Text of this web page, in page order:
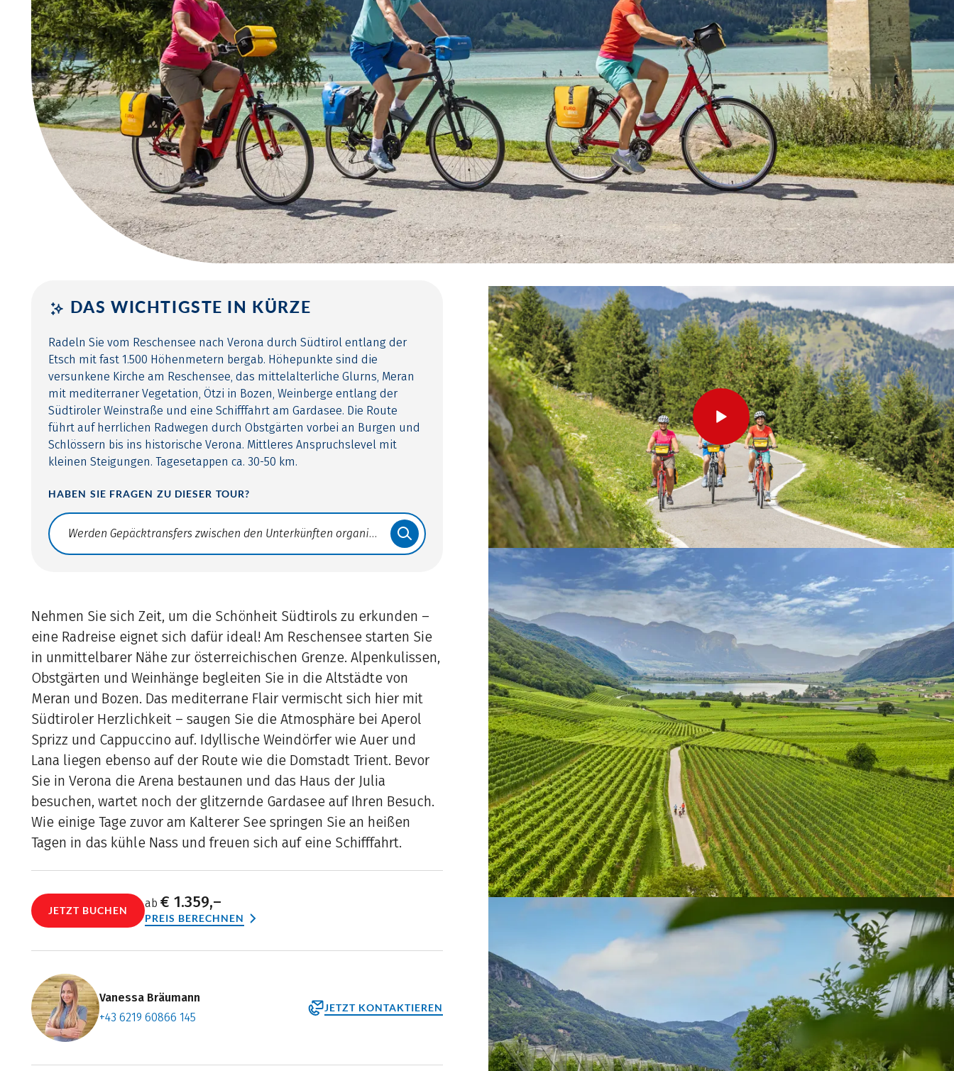
DAS WICHTIGSTE IN KÜRZE
Radeln Sie vom Reschensee nach Verona durch Südtirol entlang der
Etsch mit fast 1.500 Höhenmetern bergab. Höhepunkte sind die
versunkene Kirche am Reschensee, das mittelalterliche Glurns, Meran
mit mediterraner Vegetation, Ötzi in Bozen, Weinberge entlang der
Südtiroler Weinstraße und eine Schifffahrt am Gardasee. Die Route
führt auf herrlichen Radwegen durch Obstgärten vorbei an Burgen und
Schlössern bis ins historische Verona. Mittleres Anspruchslevel mit
kleinen Steigungen. Tagesetappen ca. 30-50 km.
HABEN SIE FRAGEN ZU DIESER TOUR?
Translate: a11y.faq.search
Nehmen Sie sich Zeit, um die Schönheit Südtirols zu erkunden –
eine Radreise eignet sich dafür ideal! Am Reschensee starten Sie
in unmittelbarer Nähe zur österreichischen Grenze. Alpenkulissen,
Obstgärten und Weinhänge begleiten Sie in die Altstädte von
Meran und Bozen. Das mediterrane Flair vermischt sich hier mit
Südtiroler Herzlichkeit – saugen Sie die Atmosphäre bei Aperol
Sprizz und Cappuccino auf. Idyllische Weindörfer wie Auer und
Lana liegen ebenso auf der Route wie die Domstadt Trient. Bevor
Sie in Verona die Arena bestaunen und das Haus der Julia
besuchen, wartet noch der glitzernde Gardasee auf Ihren Besuch.
Wie einige Tage zuvor am Kalterer See springen Sie an heißen
Tagen in das kühle Nass und freuen sich auf eine Schifffahrt.
JETZT BUCHEN
ab € 1.359,–
PREIS BERECHNEN
Vanessa Bräumann
+43 6219 60866 145
JETZT KONTAKTIEREN
Termin vereinbaren